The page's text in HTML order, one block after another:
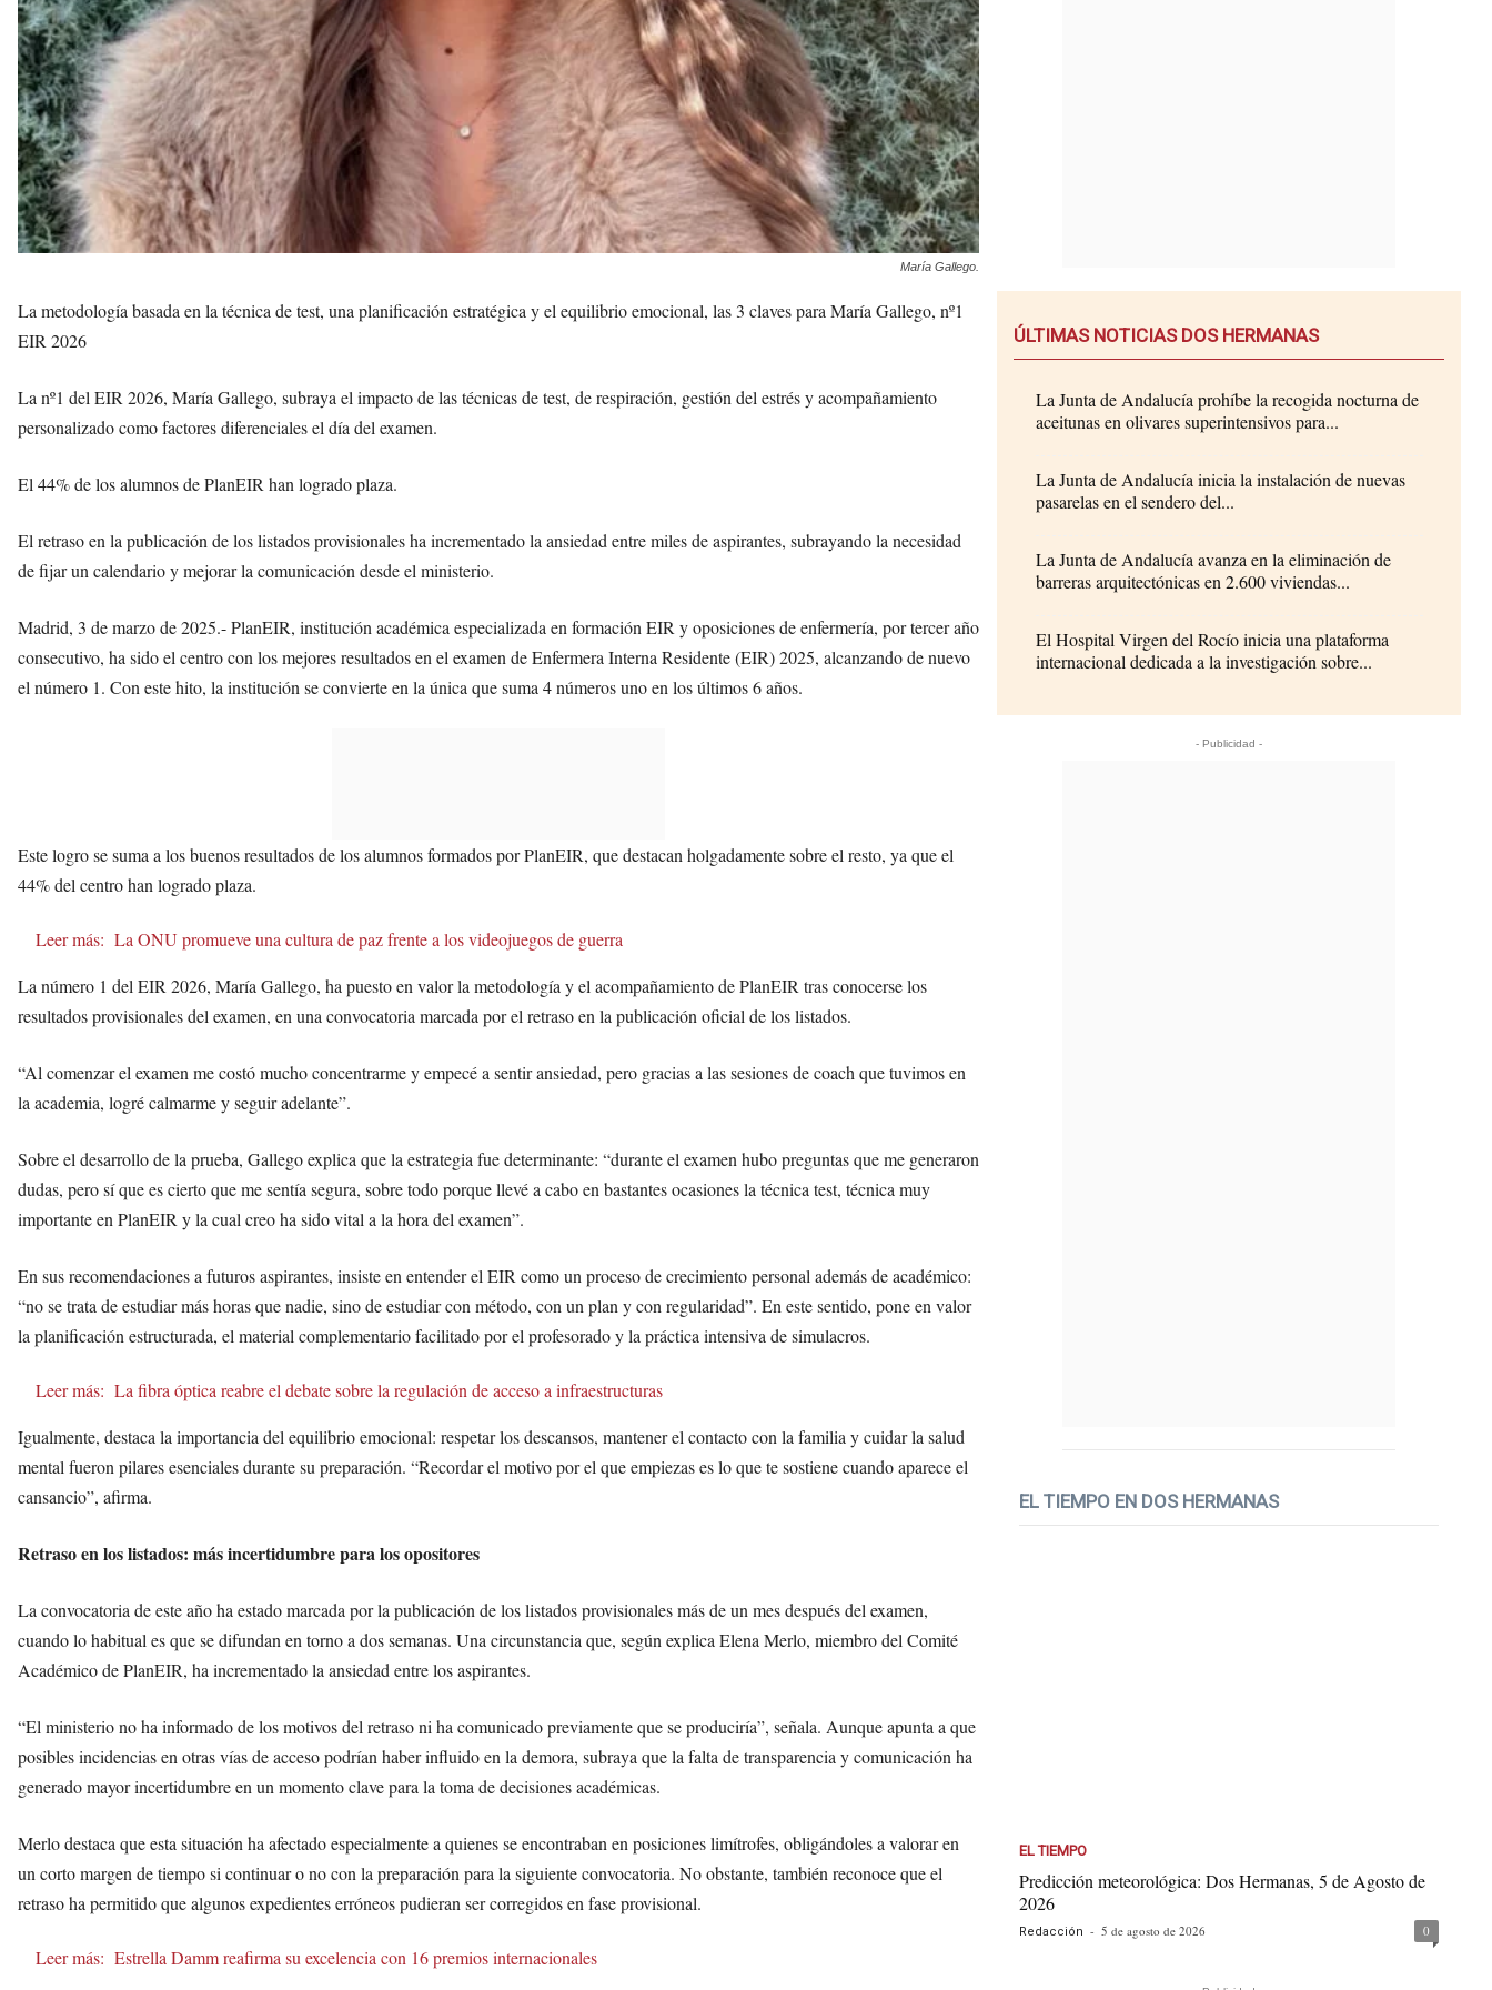
María Gallego.
La metodología basada en la técnica de test, una planificación estratégica y el equilibrio emocional, las 3 claves para María Gallego, nº1
EIR 2026
La nº1 del EIR 2026, María Gallego, subraya el impacto de las técnicas de test, de respiración, gestión del estrés y acompañamiento
personalizado como factores diferenciales el día del examen.
El 44% de los alumnos de PlanEIR han logrado plaza.
El retraso en la publicación de los listados provisionales ha incrementado la ansiedad entre miles de aspirantes, subrayando la necesidad
de fijar un calendario y mejorar la comunicación desde el ministerio.
Madrid, 3 de marzo de 2025.- PlanEIR, institución académica especializada en formación EIR y oposiciones de enfermería, por tercer año
consecutivo, ha sido el centro con los mejores resultados en el examen de Enfermera Interna Residente (EIR) 2025, alcanzando de nuevo
el número 1. Con este hito, la institución se convierte en la única que suma 4 números uno en los últimos 6 años.
Este logro se suma a los buenos resultados de los alumnos formados por PlanEIR, que destacan holgadamente sobre el resto, ya que el
44% del centro han logrado plaza.
Leer más: La ONU promueve una cultura de paz frente a los videojuegos de guerra
La número 1 del EIR 2026, María Gallego, ha puesto en valor la metodología y el acompañamiento de PlanEIR tras conocerse los
resultados provisionales del examen, en una convocatoria marcada por el retraso en la publicación oficial de los listados.
“Al comenzar el examen me costó mucho concentrarme y empecé a sentir ansiedad, pero gracias a las sesiones de coach que tuvimos en
la academia, logré calmarme y seguir adelante”.
Sobre el desarrollo de la prueba, Gallego explica que la estrategia fue determinante: “durante el examen hubo preguntas que me generaron
dudas, pero sí que es cierto que me sentía segura, sobre todo porque llevé a cabo en bastantes ocasiones la técnica test, técnica muy
importante en PlanEIR y la cual creo ha sido vital a la hora del examen”.
En sus recomendaciones a futuros aspirantes, insiste en entender el EIR como un proceso de crecimiento personal además de académico:
“no se trata de estudiar más horas que nadie, sino de estudiar con método, con un plan y con regularidad”. En este sentido, pone en valor
la planificación estructurada, el material complementario facilitado por el profesorado y la práctica intensiva de simulacros.
Leer más: La fibra óptica reabre el debate sobre la regulación de acceso a infraestructuras
Igualmente, destaca la importancia del equilibrio emocional: respetar los descansos, mantener el contacto con la familia y cuidar la salud
mental fueron pilares esenciales durante su preparación. “Recordar el motivo por el que empiezas es lo que te sostiene cuando aparece el
cansancio”, afirma.
Retraso en los listados: más incertidumbre para los opositores
La convocatoria de este año ha estado marcada por la publicación de los listados provisionales más de un mes después del examen,
cuando lo habitual es que se difundan en torno a dos semanas. Una circunstancia que, según explica Elena Merlo, miembro del Comité
Académico de PlanEIR, ha incrementado la ansiedad entre los aspirantes.
“El ministerio no ha informado de los motivos del retraso ni ha comunicado previamente que se produciría”, señala. Aunque apunta a que
posibles incidencias en otras vías de acceso podrían haber influido en la demora, subraya que la falta de transparencia y comunicación ha
generado mayor incertidumbre en un momento clave para la toma de decisiones académicas.
Merlo destaca que esta situación ha afectado especialmente a quienes se encontraban en posiciones limítrofes, obligándoles a valorar en
un corto margen de tiempo si continuar o no con la preparación para la siguiente convocatoria. No obstante, también reconoce que el
retraso ha permitido que algunos expedientes erróneos pudieran ser corregidos en fase provisional.
Leer más: Estrella Damm reafirma su excelencia con 16 premios internacionales
ÚLTIMAS NOTICIAS DOS HERMANAS
La Junta de Andalucía prohíbe la recogida nocturna de
aceitunas en olivares superintensivos para...
La Junta de Andalucía inicia la instalación de nuevas
pasarelas en el sendero del...
La Junta de Andalucía avanza en la eliminación de
barreras arquitectónicas en 2.600 viviendas...
El Hospital Virgen del Rocío inicia una plataforma
internacional dedicada a la investigación sobre...
- Publicidad -
EL TIEMPO EN DOS HERMANAS
EL TIEMPO
Predicción meteorológica: Dos Hermanas, 5 de Agosto de
2026
Redacción - 5 de agosto de 2026 0